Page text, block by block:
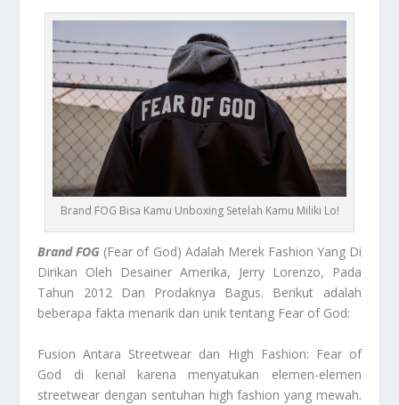
Brand FOG Bisa Kamu Unboxing Setelah Kamu Miliki Lo!
Brand FOG (Fear of God) Adalah Merek Fashion Yang Di
Dirikan Oleh Desainer Amerika, Jerry Lorenzo, Pada
Tahun 2012 Dan Prodaknya Bagus. Berikut adalah
beberapa fakta menarik dan unik tentang Fear of God:
Fusion Antara Streetwear dan High Fashion: Fear of
God di kenal karena menyatukan elemen-elemen
streetwear dengan sentuhan high fashion yang mewah.